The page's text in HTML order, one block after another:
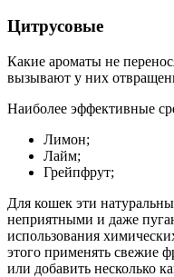
Цитрусовые
Какие ароматы не
вызывают у них
Наиболее эффективные
Лимон;
Лайм;
Грейпфрут;
Для кошек эти
неприятными и даже
использования
этого применять свежие
или добавить несколько